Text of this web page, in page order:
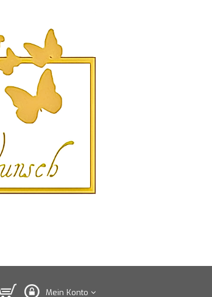
Mein Konto